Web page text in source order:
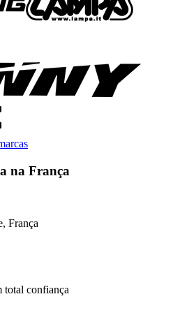
na França
França
total confiança